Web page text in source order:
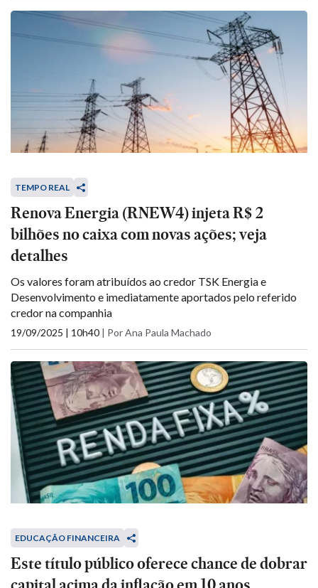
TEMPO REAL
Renova Energia (RNEW4) injeta R$ 2
bilhões no caixa com novas ações; veja
detalhes
Os valores foram atribuídos ao credor TSK Energia e
Desenvolvimento e imediatamente aportados pelo referido
credor na companhia
19/09/2025 | 10h40 | Por Ana Paula Machado
EDUCAÇÃO FINANCEIRA
Este título público oferece chance de dobrar